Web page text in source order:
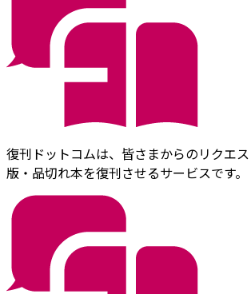
復刊ドットコムは、皆さまからのリクエ
版・品切れ本を復刊させるサービスです。